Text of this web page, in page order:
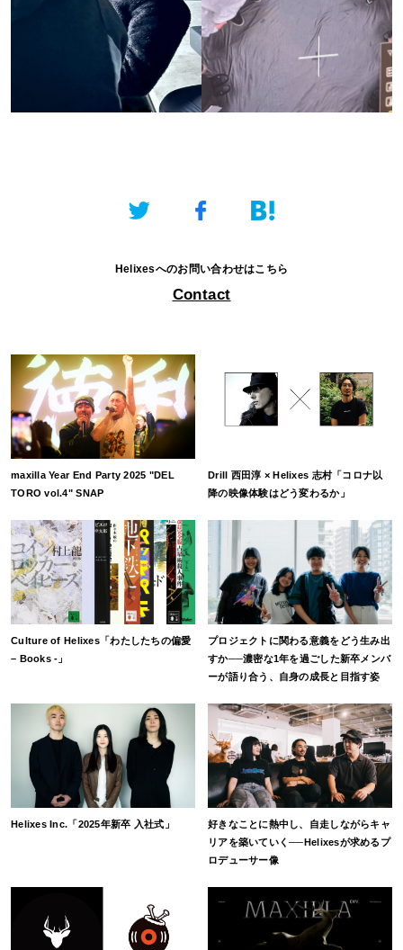
Helixesへのお問い合わせはこちら
Contact
maxilla Year End Party 2025 "DEL
TORO vol.4" SNAP
Drill 西田淳 × Helixes 志村「コロナ以
降の映像体験はどう変わるか」
Culture of Helixes「わたしたちの偏愛
– Books -」
プロジェクトに関わる意義をどう生み出
すか──濃密な1年を過ごした新卒メンバ
ーが語り合う、自身の成長と目指す姿
Helixes Inc.「2025年新卒 入社式」
好きなことに熱中し、自走しながらキャ
リアを築いていく──Helixesが求めるプ
ロデューサー像